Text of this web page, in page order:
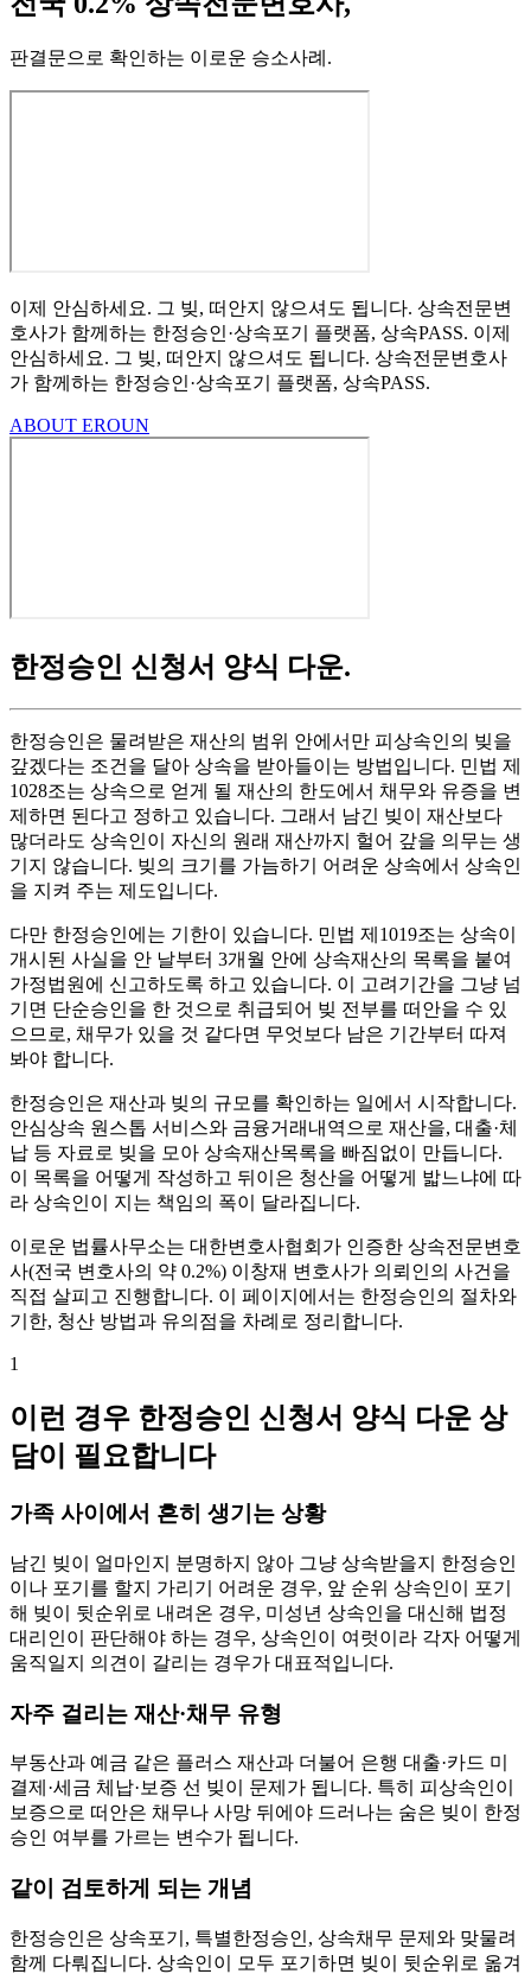
판결문으로 확인하는 이로운 승소사례 .
이제 안심하세요. 그 빚, 떠안지 않으셔도 됩니다. 상속전문변
호사가 함께하는 한정승인·상속포기 플랫폼, 상속PASS. 이제
안심하세요. 그 빚, 떠안지 않으셔도 됩니다. 상속전문변호사
가 함께하는 한정승인·상속포기 플랫폼, 상속PASS.
ABOUT EROUN
한정승인 신청서 양식 다운.
한정승인은 물려받은 재산의 범위 안에서만 피상속인의 빚을
갚겠다는 조건을 달아 상속을 받아들이는 방법입니다. 민법 제
1028조는 상속으로 얻게 될 재산의 한도에서 채무와 유증을 변
제하면 된다고 정하고 있습니다. 그래서 남긴 빚이 재산보다
많더라도 상속인이 자신의 원래 재산까지 헐어 갚을 의무는 생
기지 않습니다. 빚의 크기를 가늠하기 어려운 상속에서 상속인
을 지켜 주는 제도입니다.
다만 한정승인에는 기한이 있습니다. 민법 제1019조는 상속이
개시된 사실을 안 날부터 3개월 안에 상속재산의 목록을 붙여
가정법원에 신고하도록 하고 있습니다. 이 고려기간을 그냥 넘
기면 단순승인을 한 것으로 취급되어 빚 전부를 떠안을 수 있
으므로, 채무가 있을 것 같다면 무엇보다 남은 기간부터 따져
봐야 합니다.
한정승인은 재산과 빚의 규모를 확인하는 일에서 시작합니다.
안심상속 원스톱 서비스와 금융거래내역으로 재산을, 대출·체
납 등 자료로 빚을 모아 상속재산목록을 빠짐없이 만듭니다.
이 목록을 어떻게 작성하고 뒤이은 청산을 어떻게 밟느냐에 따
라 상속인이 지는 책임의 폭이 달라집니다.
이로운 법률사무소는 대한변호사협회가 인증한 상속전문변호
사(전국 변호사의 약 0.2%) 이창재 변호사가 의뢰인의 사건을
직접 살피고 진행합니다. 이 페이지에서는 한정승인의 절차와
기한, 청산 방법과 유의점을 차례로 정리합니다.
1
이런 경우 한정승인 신청서 양식 다운 상
담이 필요합니다
가족 사이에서 흔히 생기는 상황
남긴 빚이 얼마인지 분명하지 않아 그냥 상속받을지 한정승인
이나 포기를 할지 가리기 어려운 경우, 앞 순위 상속인이 포기
해 빚이 뒷순위로 내려온 경우, 미성년 상속인을 대신해 법정
대리인이 판단해야 하는 경우, 상속인이 여럿이라 각자 어떻게
움직일지 의견이 갈리는 경우가 대표적입니다.
자주 걸리는 재산·채무 유형
부동산과 예금 같은 플러스 재산과 더불어 은행 대출·카드 미
결제·세금 체납·보증 선 빚이 문제가 됩니다. 특히 피상속인이
보증으로 떠안은 채무나 사망 뒤에야 드러나는 숨은 빚이 한정
승인 여부를 가르는 변수가 됩니다.
같이 검토하게 되는 개념
한정승인은 상속포기, 특별한정승인, 상속채무 문제와 맞물려
함께 다뤄집니다. 상속인이 모두 포기하면 빚이 뒷순위로 옮겨